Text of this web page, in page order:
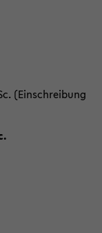
(Einschreibung